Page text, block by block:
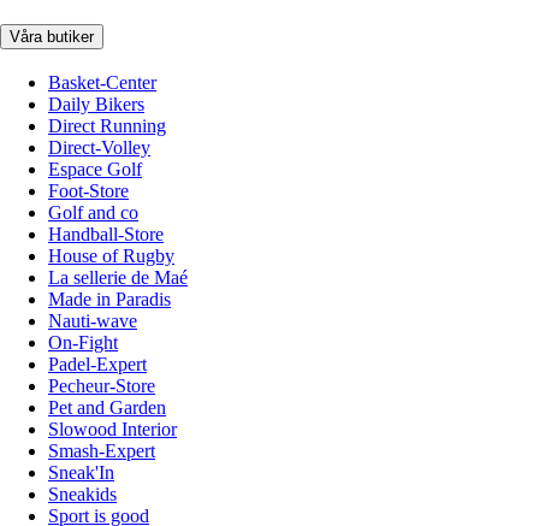
Våra butiker
Basket-Center
Daily Bikers
Direct Running
Direct-Volley
Espace Golf
Foot-Store
Golf and co
Handball-Store
House of Rugby
La sellerie de Maé
Made in Paradis
Nauti-wave
On-Fight
Padel-Expert
Pecheur-Store
Pet and Garden
Slowood Interior
Smash-Expert
Sneak'In
Sneakids
Sport is good